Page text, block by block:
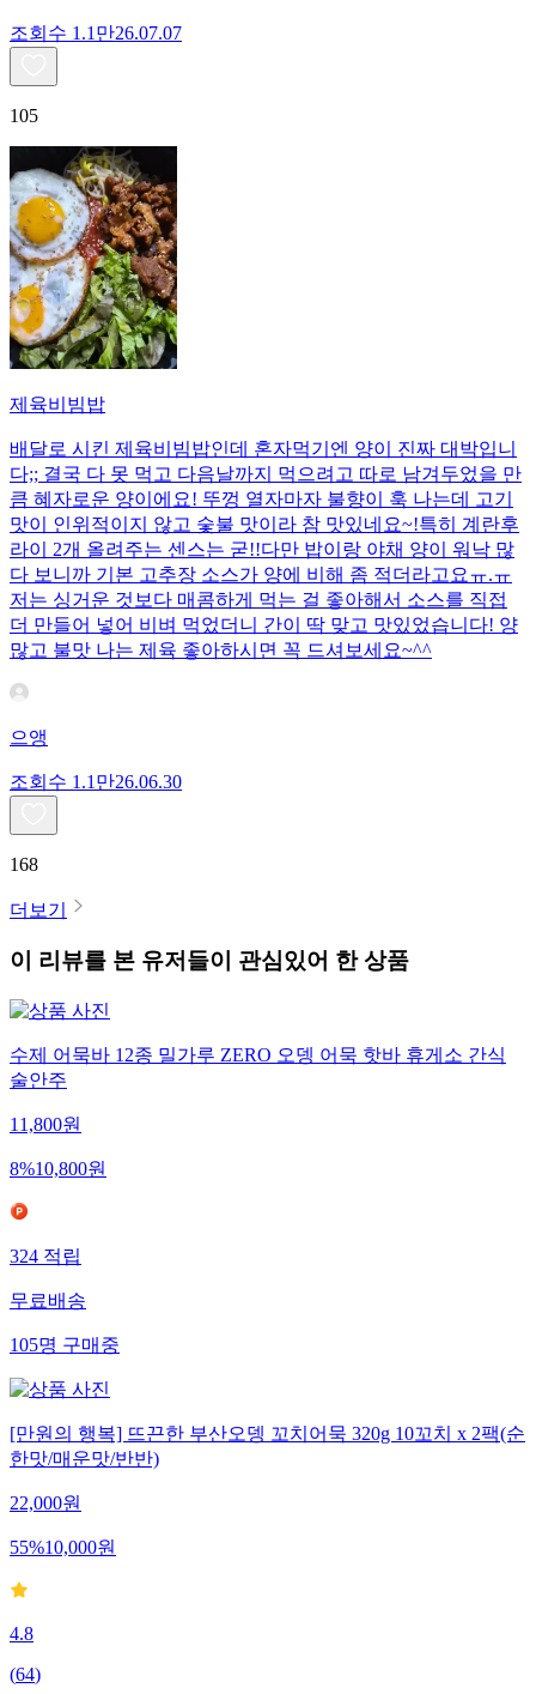
조회수 1.1만26.07.07
105
제육비빔밥
배달로 시킨 제육비빔밥인데 혼자먹기엔 양이 진짜 대박입니
다;; 결국 다 못 먹고 다음날까지 먹으려고 따로 남겨두었을 만
큼 혜자로운 양이에요! 뚜껑 열자마자 불향이 훅 나는데 고기
맛이 인위적이지 않고 숯불 맛이라 참 맛있네요~!특히 계란후
라이 2개 올려주는 센스는 굳!! ​다만 밥이랑 야채 양이 워낙 많
다 보니까 기본 고추장 소스가 양에 비해 좀 적더라고요ㅠ.ㅠ
저는 싱거운 것보다 매콤하게 먹는 걸 좋아해서 소스를 직접
더 만들어 넣어 비벼 먹었더니 간이 딱 맞고 맛있었습니다! 양
많고 불맛 나는 제육 좋아하시면 꼭 드셔보세요~^^
으앵
조회수 1.1만26.06.30
168
더보기
이 리뷰를 본 유저들이 관심있어 한 상품
수제 어묵바 12종 밀가루 ZERO 오뎅 어묵 핫바 휴게소 간식
술안주
11,800원
8%10,800원
324 적립
무료배송
105명 구매중
[만원의 행복] 뜨끈한 부산오뎅 꼬치어묵 320g 10꼬치 x 2팩(순
한맛/매운맛/반반)
22,000원
55%10,000원
4.8
(64)